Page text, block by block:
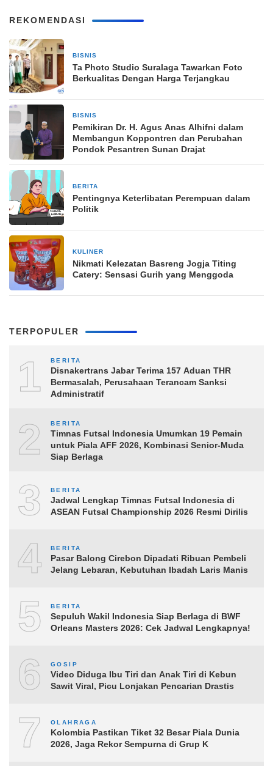
REKOMENDASI
BISNIS
Ta Photo Studio Suralaga Tawarkan Foto
Berkualitas Dengan Harga Terjangkau
BISNIS
Pemikiran Dr. H. Agus Anas Alhifni dalam
Membangun Koppontren dan Perubahan
Pondok Pesantren Sunan Drajat
BERITA
Pentingnya Keterlibatan Perempuan dalam
Politik
KULINER
Nikmati Kelezatan Basreng Jogja Titing
Catery: Sensasi Gurih yang Menggoda
TERPOPULER
1 BERITA
Disnakertrans Jabar Terima 157 Aduan THR
Bermasalah, Perusahaan Terancam Sanksi
Administratif
2 BERITA
Timnas Futsal Indonesia Umumkan 19 Pemain
untuk Piala AFF 2026, Kombinasi Senior-Muda
Siap Berlaga
3 BERITA
Jadwal Lengkap Timnas Futsal Indonesia di
ASEAN Futsal Championship 2026 Resmi Dirilis
4 BERITA
Pasar Balong Cirebon Dipadati Ribuan Pembeli
Jelang Lebaran, Kebutuhan Ibadah Laris Manis
5 BERITA
Sepuluh Wakil Indonesia Siap Berlaga di BWF
Orleans Masters 2026: Cek Jadwal Lengkapnya!
6 GOSIP
Video Diduga Ibu Tiri dan Anak Tiri di Kebun
Sawit Viral, Picu Lonjakan Pencarian Drastis
7 OLAHRAGA
Kolombia Pastikan Tiket 32 Besar Piala Dunia
2026, Jaga Rekor Sempurna di Grup K